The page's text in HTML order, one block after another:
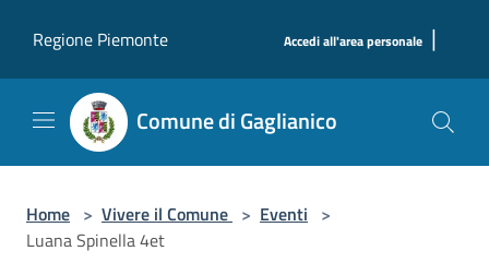
Regione Piemonte
Accedi all'area personale |
Comune di Gaglianico
Home > Vivere il Comune > Eventi >
Luana Spinella 4et